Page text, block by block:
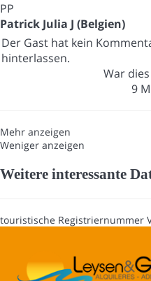
PP
Patrick Julia J (Belgien)
Der Gast hat kein
hinterlassen.
War
9
Mehr anzeigen
Weniger anzeigen
Weitere interessante
touristische Registriernummer